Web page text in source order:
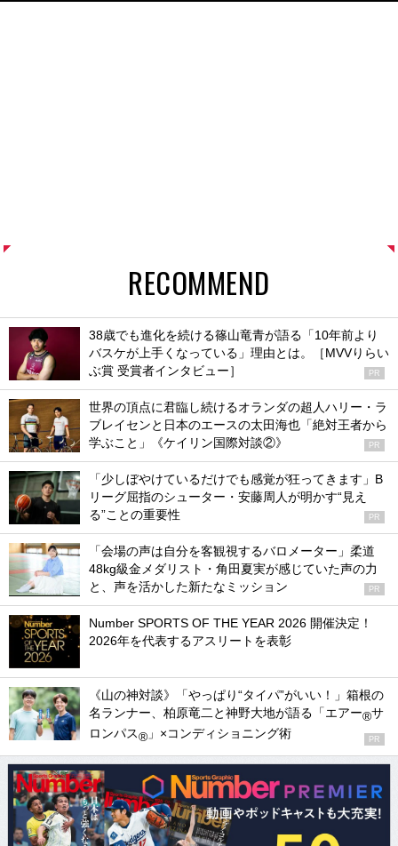
RECOMMEND
38歳でも進化を続ける篠山竜青が語る「10年前より
バスケが上手くなっている」理由とは。［MVVりらい
ぶ賞 受賞者インタビュー］
PR
世界の頂点に君臨し続けるオランダの超人ハリー・ラ
ブレイセンと日本のエースの太田海也「絶対王者から
学ぶこと」《ケイリン国際対談②》
PR
「少しぼやけているだけでも感覚が狂ってきます」B
リーグ屈指のシューター・安藤周人が明かす“見え
る”ことの重要性
PR
「会場の声は自分を客観視するバロメーター」柔道
48kg級金メダリスト・角田夏実が感じていた声の力
と、声を活かした新たなミッション
PR
Number SPORTS OF THE YEAR 2026 開催決定！
2026年を代表するアスリートを表彰
《山の神対談》「やっぱり“タイパ”がいい！」箱根の
名ランナー、柏原竜二と神野大地が語る「エアー®サ
ロンパス® 」×コンディショニング術 PR